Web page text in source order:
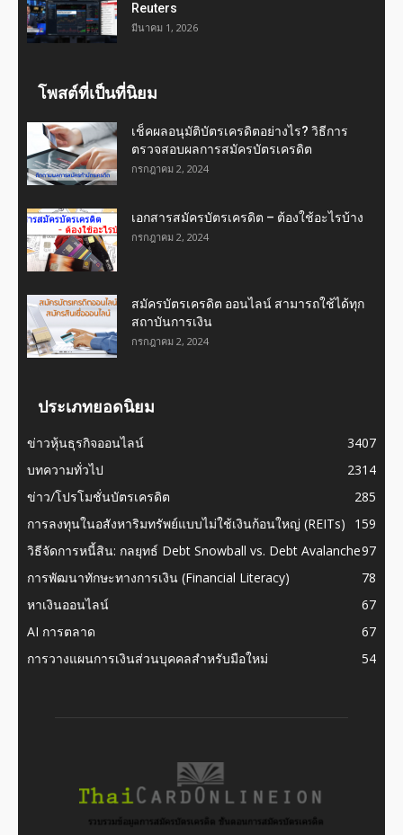
Reuters
มีนาคม 1, 2026
โพสต์ที่เป็นที่นิยม
เช็คผลอนุมัติบัตรเครดิตอย่างไร? วิธีการ
ตรวจสอบผลการสมัครบัตรเครดิต
กรกฎาคม 2, 2024
เอกสารสมัครบัตรเครดิต – ต้องใช้อะไรบ้าง
กรกฎาคม 2, 2024
สมัครบัตรเครดิต ออนไลน์ สามารถใช้ได้ทุก
สถาบันการเงิน
กรกฎาคม 2, 2024
ประเภทยอดนิยม
ข่าวหุ้นธุรกิจออนไลน์
3407
บทความทั่วไป
2314
ข่าว/โปรโมชั่นบัตรเครดิต
285
การลงทุนในอสังหาริมทรัพย์แบบไม่ใช้เงินก้อนใหญ่ (REITs)
159
วิธีจัดการหนี้สิน: กลยุทธ์ Debt Snowball vs. Debt Avalanche97
การพัฒนาทักษะทางการเงิน (Financial Literacy)
78
หาเงินออนไลน์
67
AI การตลาด
67
การวางแผนการเงินส่วนบุคคลสำหรับมือใหม่
54